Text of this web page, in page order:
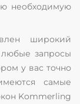
необходимую
широкий
запросы
у вас точно
самые
Kommerling